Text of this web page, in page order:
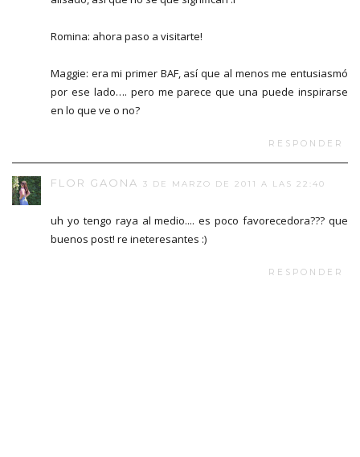
Romina: ahora paso a visitarte!
Maggie: era mi primer BAF, así que al menos me entusiasmó
por ese lado…. pero me parece que una puede inspirarse
en lo que ve o no?
RESPONDER
FLOR GAONA 3 DE MARZO DE 2011 A LAS 22:40
uh yo tengo raya al medio.... es poco favorecedora??? que
buenos post! re ineteresantes :)
RESPONDER